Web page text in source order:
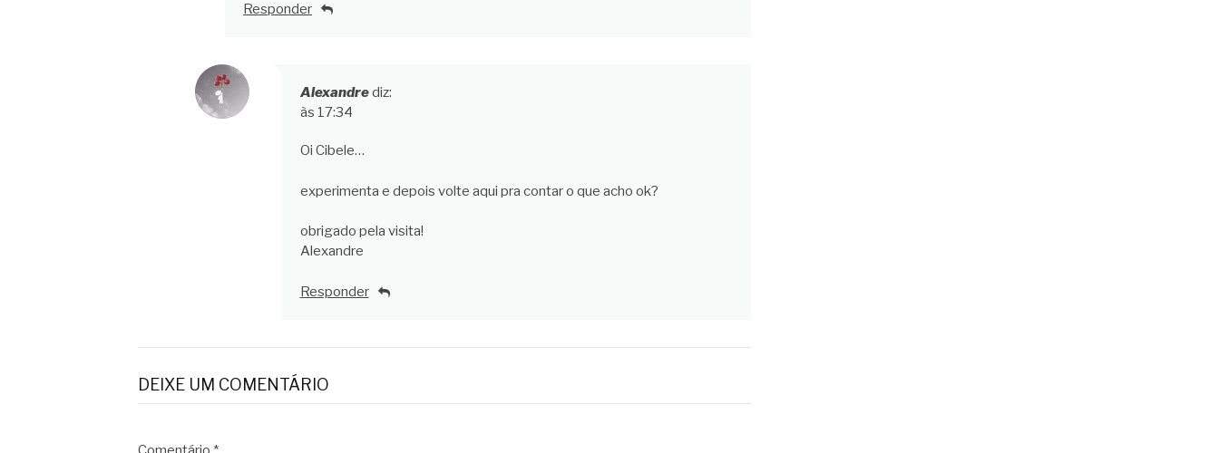
Responder
Alexandrediz:
às 17:34
Oi Cibele…
experimenta e depois volte aqui pra contar o que acho ok?
obrigado pela visita!
Alexandre
Responder
DEIXE UM COMENTÁRIO